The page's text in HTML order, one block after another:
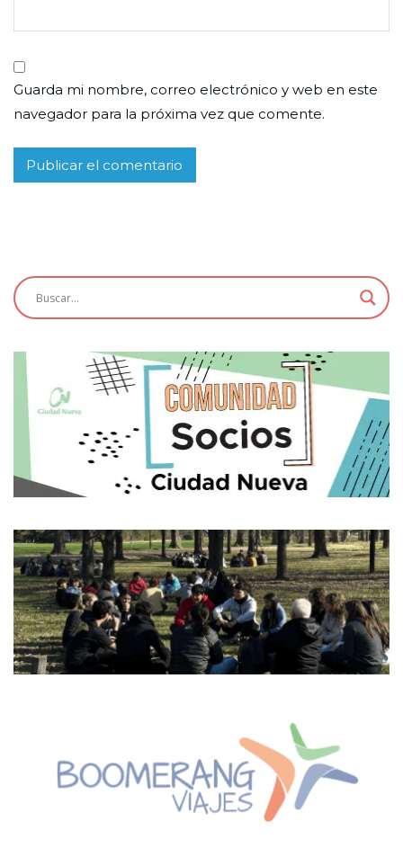
Guarda mi nombre, correo electrónico y web en este
navegador para la próxima vez que comente.